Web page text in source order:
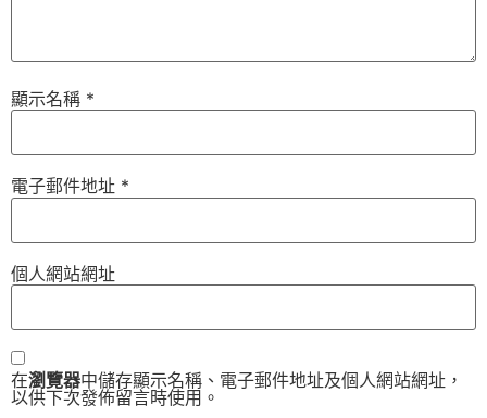
顯示名稱 *
電子郵件地址 *
個人網站網址
在瀏覽器中儲存顯示名稱、電子郵件地址及個人網站網址，
以供下次發佈留言時使用。